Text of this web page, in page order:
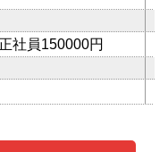
社員150000円